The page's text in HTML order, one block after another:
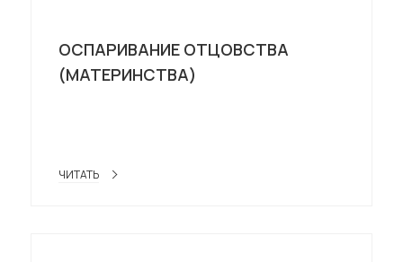
ОСПАРИВАНИЕ ОТЦОВСТВА
(МАТЕРИНСТВА)
ЧИТАТЬ